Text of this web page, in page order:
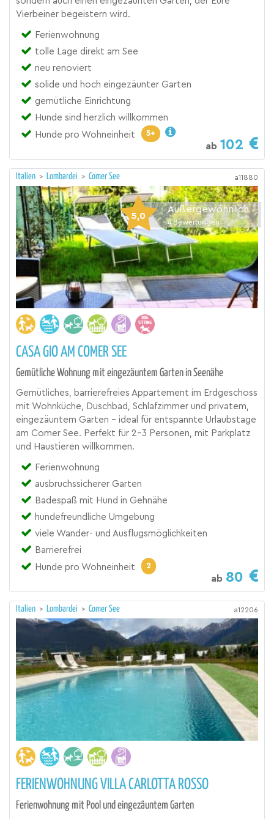
Vierbeiner begeistern wird.
Ferienwohnung
tolle Lage direkt am See
neu renoviert
solide und hoch eingezäunter Garten
gemütliche Einrichtung
Hunde sind herzlich willkommen
Hunde pro Wohneinheit
5+
ab 102
Italien > Lombardei > Comer See a11880
5,0
Außergewöhnlich
4 Bewertungen
CASA GIO AM COMER SEE
Gemütliche Wohnung mit eingezäuntem Garten in Seenähe
Gemütliches, barrierefreies Appartement im Erdgeschoss
mit Wohnküche, Duschbad, Schlafzimmer und privatem,
eingezäuntem Garten – ideal für entspannte Urlaubstage
am Comer See. Perfekt für 2–3 Personen, mit Parkplatz
und Haustieren willkommen.
Ferienwohnung
ausbruchssicherer Garten
Badespaß mit Hund in Gehnähe
hundefreundliche Umgebung
viele Wander- und Ausflugsmöglichkeiten
Barrierefrei
Hunde pro Wohneinheit
2
ab 80
Italien > Lombardei > Comer See a12206
FERIENWOHNUNG VILLA CARLOTTA ROSSO
Ferienwohnung mit Pool und eingezäuntem Garten